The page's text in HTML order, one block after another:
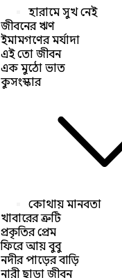
হারামে সুখ নেই
জীবনের ঋণ
ইমামগণের মর্যাদা
এই তো জীবন
এক মুঠো ভাত
কুসংস্কার
কোথায় মানবতা
খাবারের ত্রুটি
প্রকৃতির প্রেম
ফিরে আয় বুবু
নদীর পাড়ের বাড়ি
নারী ছাড়া জীবন